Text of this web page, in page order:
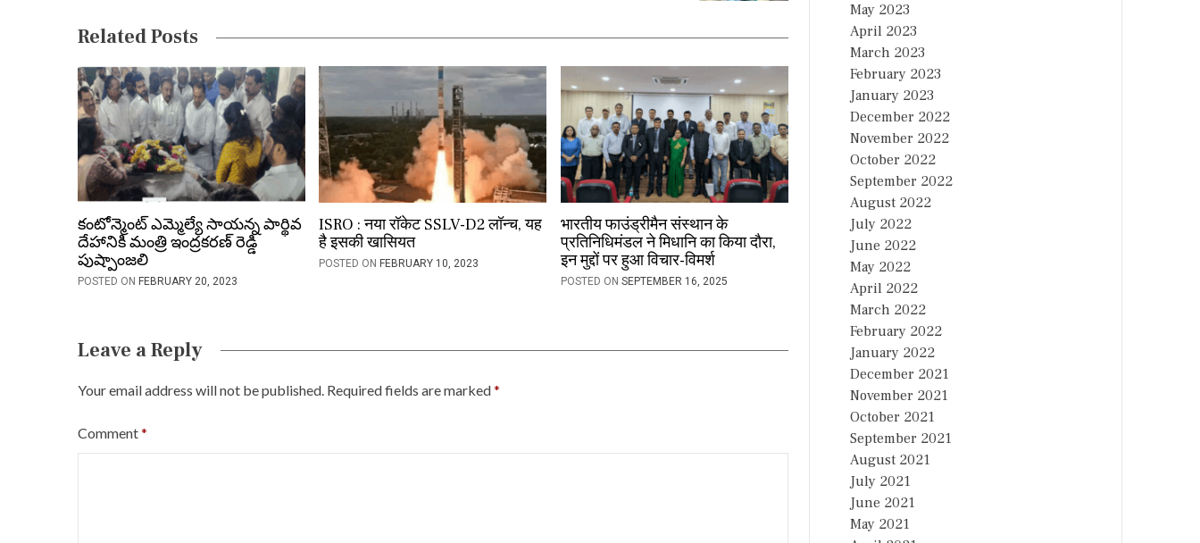
v
i
g
a
t
i
o
n
Related Posts
కంటోన్మెంట్ ఎమ్మెల్యే సాయన్న పార్థివ
దేహానికి మంత్రి ఇంద్రకరణ్ రెడ్డి
పుష్పాంజలి
POSTED ON FEBRUARY 20, 2023
ISRO : नया रॉकेट SSLV-D2 लॉन्च, यह
है इसकी खासियत
POSTED ONFEBRUARY 10, 2023
भारतीय फाउंड्रीमैन संस्थान के
प्रतिनिधिमंडल ने मिधानि का किया दौरा,
इन मुद्दों पर हुआ विचार-विमर्श
POSTED ON SEPTEMBER 16, 2025
Leave a Reply
Your email address will not be published. Required fields are marked*
Comment*
May 2023
April 2023
March 2023
February 2023
January 2023
December 2022
November 2022
October 2022
September 2022
August 2022
July 2022
June 2022
May 2022
April 2022
March 2022
February 2022
January 2022
December 2021
November 2021
October 2021
September 2021
August 2021
July 2021
June 2021
May 2021